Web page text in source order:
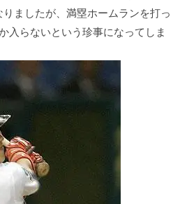
ましたが、満塁ホームランを打っ
入らないという珍事になってしま